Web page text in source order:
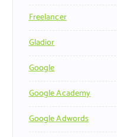
Freelancer
Gladior
Google
Google Academy
Google Adwords